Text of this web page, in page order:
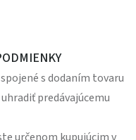
s dodaním tovaru
predávajúcemu